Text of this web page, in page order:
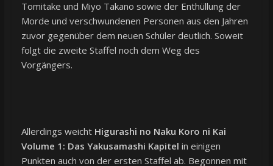
Tomitake und Miyo Takano sowie der Enthüllung der
Morde und verschwundenen Personen aus den Jahren
zuvor gegenüber dem neuen Schüler deutlich. Soweit
folgt die zweite Staffel noch dem Weg des
Vorgängers.
Allerdings weicht Higurashi no Naku Koro ni Kai
Volume 1: Das Yakusamashi Kapitel in einigen
Punkten auch von der ersten Staffel ab. Begonnen mit